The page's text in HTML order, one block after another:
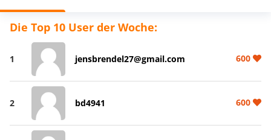
Die Top 10 User der Woche:
1 jensbrendel27@gmail.com 600
2 bd4941 600